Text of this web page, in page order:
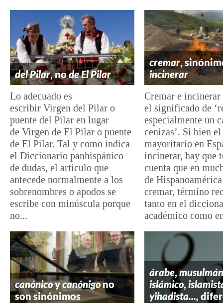
del Pilar, node El Pilar
Lo adecuado es
escribir Virgen del Pilar o
puente del Pilar en lugar
de Virgen de El Pilar o puente
de El Pilar. Tal y como indica
el Diccionario panhispánico
de dudas, el artículo que
antecede normalmente a los
sobrenombres o apodos se
escribe con minúscula porque
no...
cremar,
incinerar
Cremar e incinerar
el significado de
especialmente un
cenizas’. Si bien el
mayoritario en
incinerar, hay que
cuenta que en
de
cremar, término
tanto en el
académico como
canónicoycanónigono
son sinónimos
árabe,musulmán
islámico,
yihadista...,